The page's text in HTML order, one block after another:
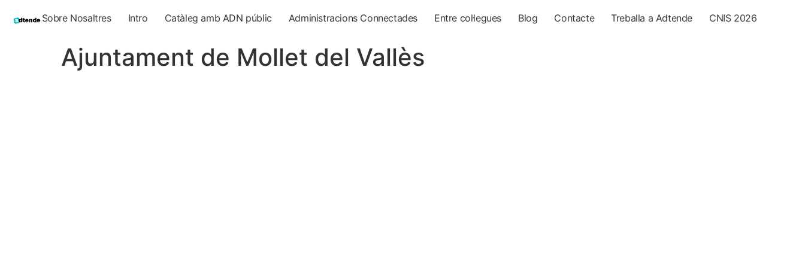
Sobre Nosaltres Intro Catàleg amb ADN públic Administracions Connectades Entre col·legues Blog Contacte Treballa a Adtende CNIS 2026
Ajuntament de Mollet del Vallès